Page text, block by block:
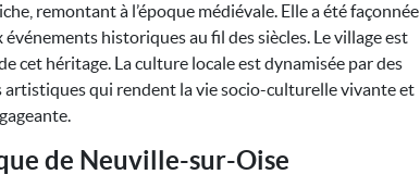
remontant à l’époque médiévale. Elle a été façonnée
historiques au fil des siècles. Le village est
cet héritage. La culture locale est dynamisée par des
artistiques qui rendent la vie socio-culturelle vivante et
de Neuville-sur-Oise